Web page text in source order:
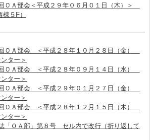
ＯＡ部会＜平成２９年０６月０１日（木）＞
５F）
ＯＡ部会 ＜平成２８年１０月２８日（金）
ター＞
ＯＡ部会 ＜平成２８年０９月１４日（水）
ター＞
ＯＡ部会 ＜平成２９年０１月２７日（金）
ター＞
ＯＡ部会 ＜平成２８年１２月１５日（木）
ター＞
「ＯＡ部」第８号 セル内で改行（折り返して